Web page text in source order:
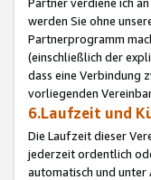
werden Sie ohne
Partnerprogramm
(einschließlich der
dass eine Verbindung
vorliegenden
6.Laufzeit und
Die Laufzeit dieser
jederzeit ordentlich
automatisch und unter